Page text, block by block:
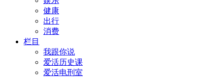
健康
出行
消费
栏目
我跟你说
爱活历史课
爱活电刑室